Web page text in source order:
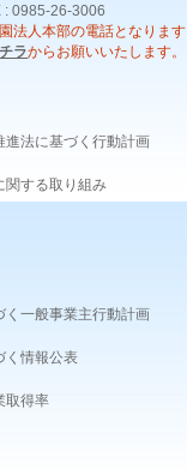
: 0985-26-3006
法人本部の電話となります
ラからお願いいたします。
進法に基づく行動計画
関する取り組み
く一般事業主行動計画
く情報公表
取得率